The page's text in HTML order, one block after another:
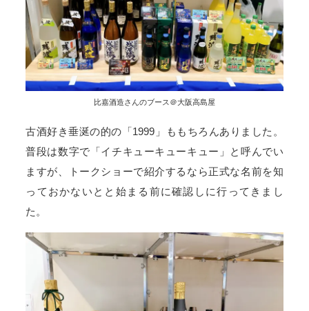
比嘉酒造さんのブース＠大阪高島屋
古酒好き垂涎の的の「1999」ももちろんありました。
普段は数字で「イチキューキューキュー」と呼んでい
ますが、トークショーで紹介するなら正式な名前を知
っておかないとと始まる前に確認しに行ってきまし
た。